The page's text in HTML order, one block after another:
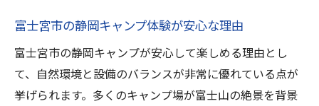
富士宮市の静岡キャンプ体験が安心な理由
富士宮市の静岡キャンプが安心して楽しめる理由とし
て、自然環境と設備のバランスが非常に優れている点が
挙げられます。多くのキャンプ場が富士山の絶景を背景